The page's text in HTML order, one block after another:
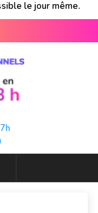
le jour même.